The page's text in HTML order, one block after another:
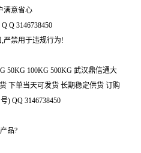
满意省心
Q 3146738450
严禁用于违规行为!
50KG 100KG 500KG 武汉鼎信通大
下单当天可发货 长期稳定供货 订购
) QQ 3146738450
品?